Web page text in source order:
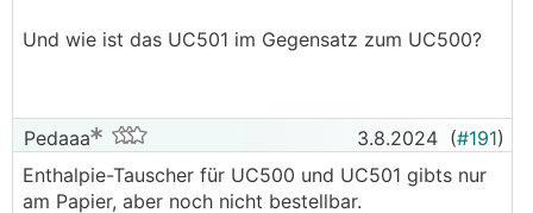
Deckenmontage ohne Entfeuchtung.
verbauen.
Das würde wenig Sinn machen 2xKWLGeräte zu
verbauen.
Und wie ist das UC501 im Gegensatz zum UC500?
Pedaaa 3.8.2024 (#191)
Enthalpie-Tauscher für UC500 und UC501 gibts nur
am Papier, aber noch nicht bestellbar.